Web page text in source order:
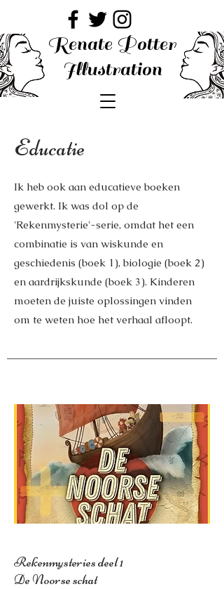
Renate Potter
Illustration
Educatie
Ik heb ook aan educatieve boeken
gewerkt. Ik was dol op de
'Rekenmysterie'-serie, omdat het een
combinatie is van wiskunde en
geschiedenis (boek 1), biologie (boek 2)
en aardrijkskunde (boek 3). Kinderen
moeten de juiste oplossingen vinden
om te weten hoe het verhaal afloopt.
Rekenmysteries deel 1
De Noorse schat